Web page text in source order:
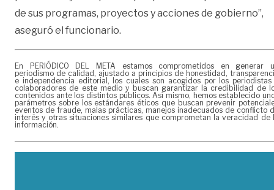
de sus programas, proyectos y acciones de gobierno”,
aseguró el funcionario.
En PERIÓDICO DEL META estamos comprometidos en generar
periodismo de calidad, ajustado a principios de honestidad,
e independencia editorial, los cuales son acogidos por los periodistas
colaboradores de este medio y buscan garantizar la credibilidad de
contenidos ante los distintos públicos. Así mismo, hemos establecido
parámetros sobre los estándares éticos que buscan prevenir
eventos de fraude, malas prácticas, manejos inadecuados de conflicto
interés y otras situaciones similares que comprometan la veracidad de
información.